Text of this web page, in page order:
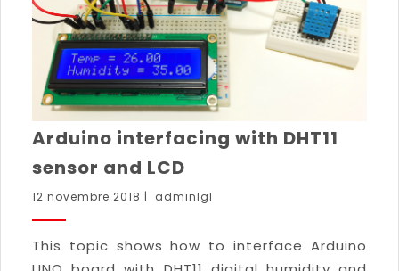
Arduino interfacing with DHT11
sensor and LCD
12 novembre 2018 | adminlgl
This topic shows how to interface Arduino